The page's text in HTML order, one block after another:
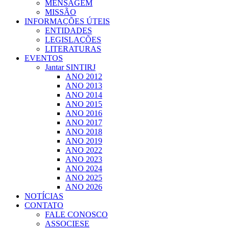
MENSAGEM
MISSÃO
INFORMAÇÕES ÚTEIS
ENTIDADES
LEGISLAÇÕES
LITERATURAS
EVENTOS
Jantar SINTIRJ
ANO 2012
ANO 2013
ANO 2014
ANO 2015
ANO 2016
ANO 2017
ANO 2018
ANO 2019
ANO 2022
ANO 2023
ANO 2024
ANO 2025
ANO 2026
NOTÍCIAS
CONTATO
FALE CONOSCO
ASSOCIESE